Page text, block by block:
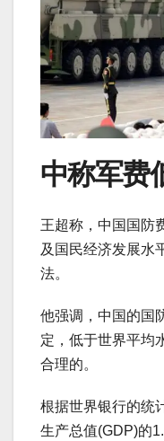
中称军费
王超称，中国国防
及国民经济发展水
法。
他强调，中国的国
定，低于世界平均
合理的。
根据世界银行的统
生产总值(GDP)的